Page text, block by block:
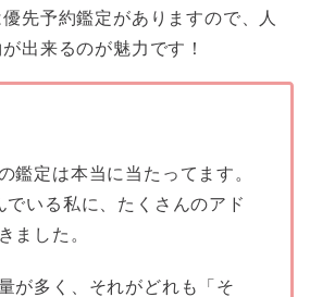
先予約鑑定がありますので、人
出来るのが魅力です！
鑑定は本当に当たってます。
でいる私に、たくさんのアド
ました。
が多く、それがどれも「そ